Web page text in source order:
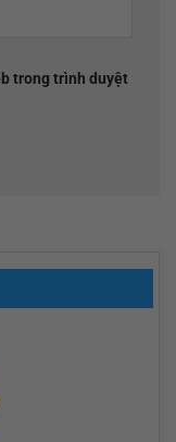
trong trình duyệt